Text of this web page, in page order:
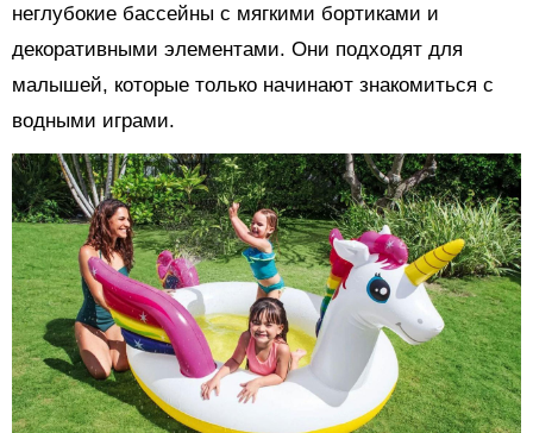
неглубокие бассейны с мягкими бортиками и
декоративными элементами. Они подходят для
малышей, которые только начинают знакомиться с
водными играми.